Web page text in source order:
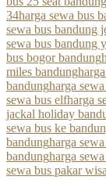
34harga sewa bus
sewa bus bandung
sewa bus bandung
bus bogor bandung
miles bandung
bandungharga
sewa bus elfharga
jackal holiday
sewa bus ke
bandungharga
bandungharga
sewa bus pakar